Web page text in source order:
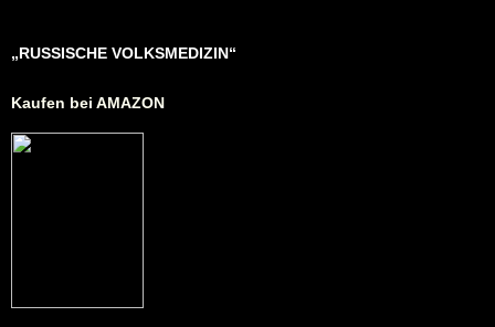
„RUSSISCHE VOLKSMEDIZIN“
Kaufen bei AMAZON